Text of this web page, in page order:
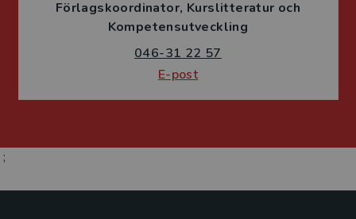
Förlagskoordinator Kurslitteratur och
Kompetensutveckling
046-31 22 57
E-post
;